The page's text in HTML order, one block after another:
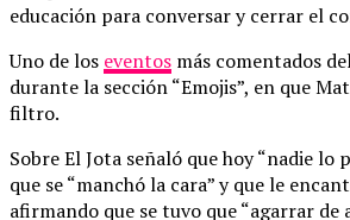
educación para conversar y cerrar el
Uno de los eventos más comentados
durante la sección “Emojis”, en que
filtro.
Sobre El Jota señaló que hoy “nadie lo
que se “manchó la cara” y que le
afirmando que se tuvo que “agarrar de